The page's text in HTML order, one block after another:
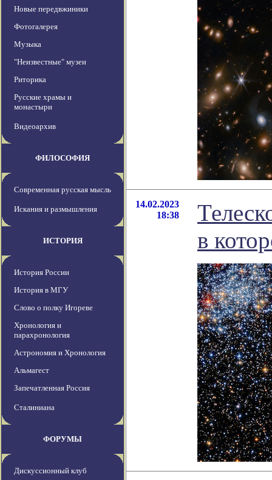
Новые передвжиники
Фотогалерея
Музыка
"Неизвестные" музеи
Риторика
Русские храмы и
монастыри
Видеоархив
ФИЛОСОФИЯ
Современная русская мысль
Искания и размышления
ИСТОРИЯ
История России
История в МГУ
Слово о полку Игореве
Хронология и
парахронология
Астрономия и Хронология
Альмагест
Запечатленная Россия
Сталиниана
ФОРУМЫ
Дискуссионный клуб
14.02.2023
18:38
в